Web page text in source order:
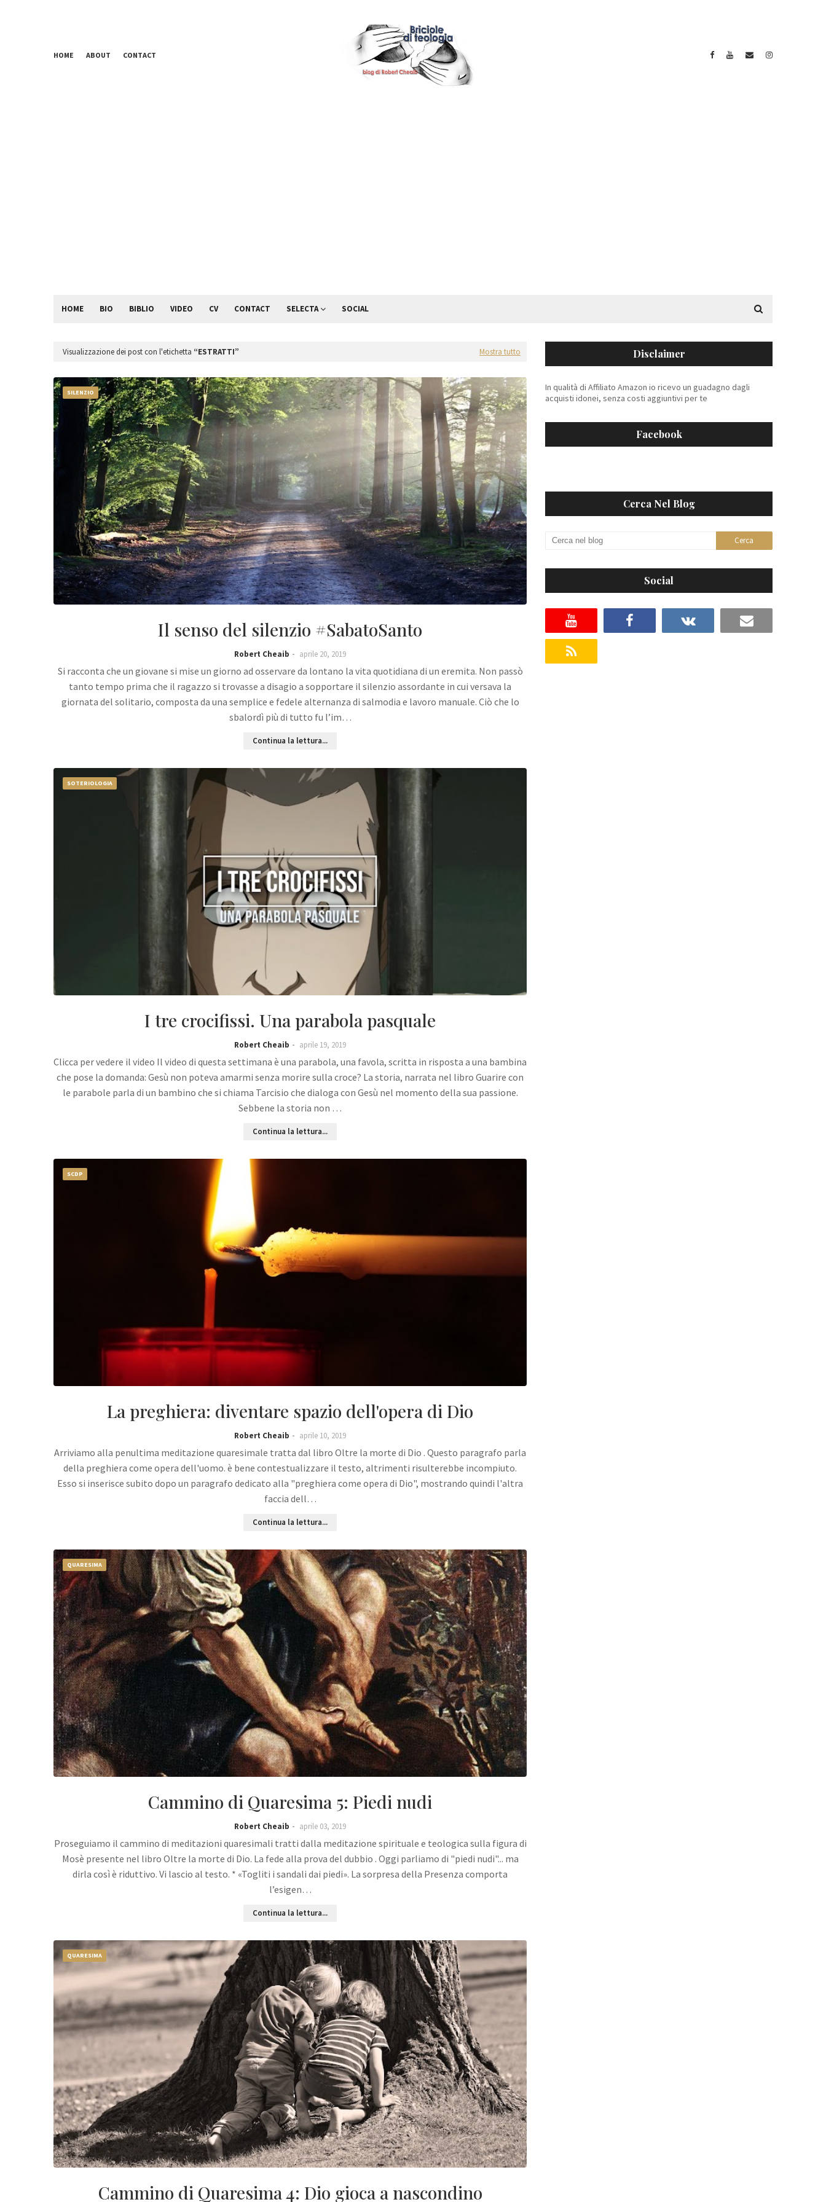
HOME ABOUT CONTACT
HOME BIO BIBLIO VIDEO CV CONTACT SELECTA SOCIAL
Visualizzazione dei post con l'etichetta ESTRATTI Mostra tutto
SILENZIO
Il senso del silenzio #SabatoSanto
Robert Cheaib aprile 20, 2019
Si racconta che un giovane si mise un giorno ad osservare da lontano la vita quotidiana di un eremita. Non passò
tanto tempo prima che il ragazzo si trovasse a disagio a sopportare il silenzio assordante in cui versava la
giornata del solitario, composta da una semplice e fedele alternanza di salmodia e lavoro manuale. Ciò che lo
sbalordì più di tutto fu l’im…
Continua la lettura...
SOTERIOLOGIA
I tre crocifissi. Una parabola pasquale
Robert Cheaib aprile 19, 2019
Clicca per vedere il video Il video di questa settimana è una parabola, una favola, scritta in risposta a una bambina
che pose la domanda: Gesù non poteva amarmi senza morire sulla croce? La storia, narrata nel libro Guarire con
le parabole parla di un bambino che si chiama Tarcisio che dialoga con Gesù nel momento della sua passione.
Sebbene la storia non …
Continua la lettura...
SCDP
La preghiera: diventare spazio dell'opera di Dio
Robert Cheaib aprile 10, 2019
Arriviamo alla penultima meditazione quaresimale tratta dal libro Oltre la morte di Dio . Questo paragrafo parla
della preghiera come opera dell'uomo. è bene contestualizzare il testo, altrimenti risulterebbe incompiuto.
Esso si inserisce subito dopo un paragrafo dedicato alla "preghiera come opera di Dio", mostrando quindi l'altra
faccia dell…
Continua la lettura...
QUARESIMA
Cammino di Quaresima 5: Piedi nudi
Robert Cheaib aprile 03, 2019
Proseguiamo il cammino di meditazioni quaresimali tratti dalla meditazione spirituale e teologica sulla figura di
Mosè presente nel libro Oltre la morte di Dio. La fede alla prova del dubbio . Oggi parliamo di "piedi nudi"... ma
dirla così è riduttivo. Vi lascio al testo. * «Togliti i sandali dai piedi». La sorpresa della Presenza comporta
l’esigen…
Continua la lettura...
QUARESIMA
Cammino di Quaresima 4: Dio gioca a nascondino
Disclaimer
In qualità di Affiliato Amazon io ricevo un guadagno dagli
acquisti idonei, senza costi aggiuntivi per te
Facebook
Cerca Nel Blog
Social